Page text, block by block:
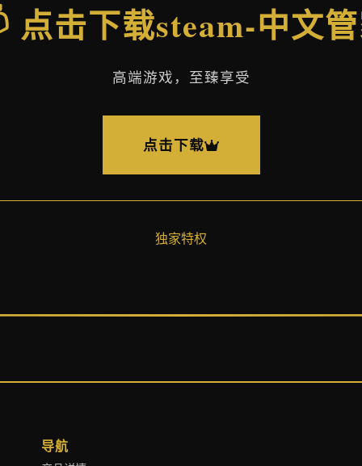
点击下载steam-中文
高端游戏，至臻享受
点击下载
独家特权
导航